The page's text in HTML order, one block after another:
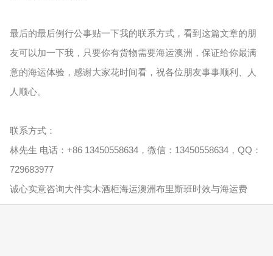
最后的最后例行公事贴一下我的联系方式，看到这篇文章的朋
友可以加一下我，只要你有货物需要海运澳洲，保证给你最满
意的海运体验，感谢大家花时间看，祝各位朋友事事顺利、人
人顺心。
联系方式：
林先生 电话：+86 13450558634，微信：13450558634，QQ：
729683977
诚心实意咨询大件实木酒柜海运澳洲布里斯班时效与海运费